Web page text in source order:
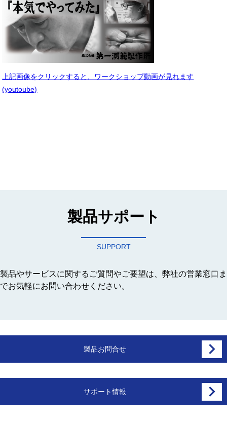
上記画像をクリックすると、ワークショップ動画が見れます
(youtoube)
製品サポート
SUPPORT
製品やサービスに関するご質問やご要望は、弊社の営業窓口ま
でお気軽にお問い合わせください。
製品お問合せ
サポート情報